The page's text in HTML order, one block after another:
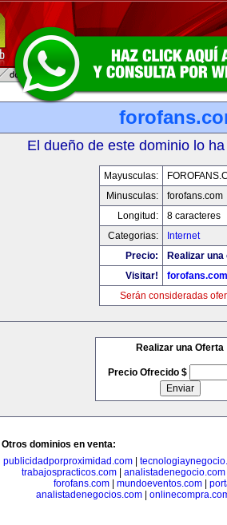
El dueño de este dominio lo
Mayusculas:
Minusculas:
forofans.com
Longitud:
8 caracteres
Categorias:
Internet
Precio:
Realizar
Visitar!
forofans.com
Serán consideradas
Realizar una Oferta
Precio Ofrecido $
Otros dominios en venta:
publicidadporproximidad.com|
trabajospracticos.com| analistadenegocio.com
forofans.com
mundoeventos.com
analistadenegocios.com